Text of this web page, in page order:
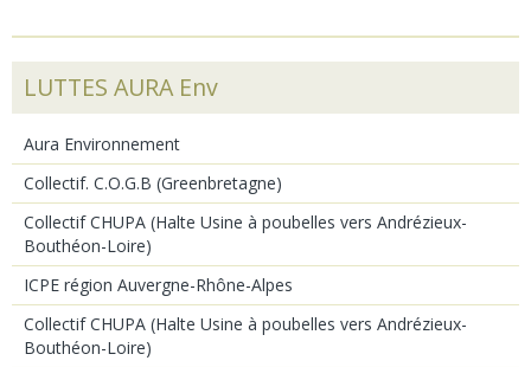
LUTTES AURA Env
Aura Environnement
Collectif. C.O.G.B (Greenbretagne)
Collectif CHUPA (Halte Usine à poubelles vers Andrézieux-
Bouthéon-Loire)
ICPE région Auvergne-Rhône-Alpes
Collectif CHUPA (Halte Usine à poubelles vers Andrézieux-
Bouthéon-Loire)